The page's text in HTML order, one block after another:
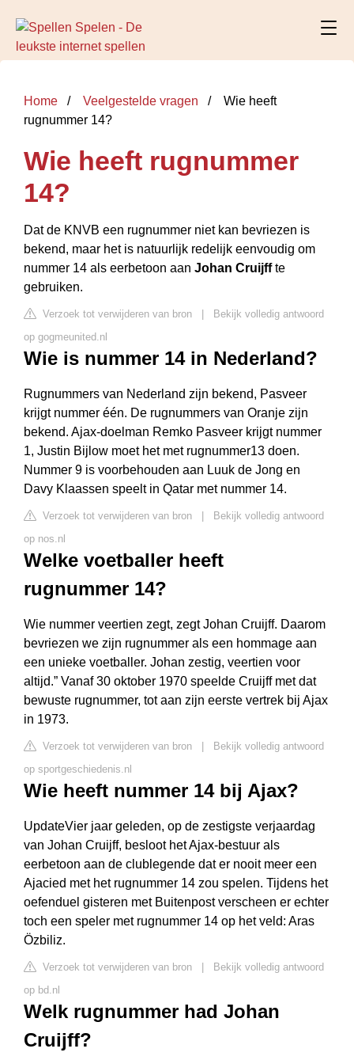
Home Veelgestelde vragen
Wie heeft
rugnummer 14?
Wie heeft rugnummer
14?
Dat de KNVB een rugnummer niet kan bevriezen is
bekend, maar het is natuurlijk redelijk eenvoudig om
nummer 14 als eerbetoon aan Johan Cruijffte
gebruiken.
Verzoek tot verwijderen van bron
Bekijk volledig antwoord
op gogmeunited.nl
Wie is nummer 14 in Nederland?
Rugnummers van Nederland zijn bekend, Pasveer
krijgt nummer één. De rugnummers van Oranje zijn
bekend. Ajax-doelman Remko Pasveer krijgt nummer
1, Justin Bijlow moet het met rugnummer13 doen.
Nummer 9 is voorbehouden aan Luuk de Jong en
Davy Klaassen speelt in Qatar met nummer 14.
Verzoek tot verwijderen van bron
Bekijk volledig antwoord
op nos.nl
Welke voetballer heeft
rugnummer 14?
Wie nummer veertien zegt, zegt Johan Cruijff. Daarom
bevriezen we zijn rugnummer als een hommage aan
een unieke voetballer. Johan zestig, veertien voor
altijd.” Vanaf 30 oktober 1970 speelde Cruijff met dat
bewuste rugnummer, tot aan zijn eerste vertrek bij Ajax
in 1973.
Verzoek tot verwijderen van bron
Bekijk volledig antwoord
op sportgeschiedenis.nl
Wie heeft nummer 14 bij Ajax?
UpdateVier jaar geleden, op de zestigste verjaardag
van Johan Cruijff, besloot het Ajax-bestuur als
eerbetoon aan de clublegende dat er nooit meer een
Ajacied met het rugnummer 14 zou spelen. Tijdens het
oefenduel gisteren met Buitenpost verscheen er echter
toch een speler met rugnummer 14 op het veld: Aras
Özbiliz.
Verzoek tot verwijderen van bron
Bekijk volledig antwoord
op bd.nl
Welk rugnummer had Johan
Cruijff?